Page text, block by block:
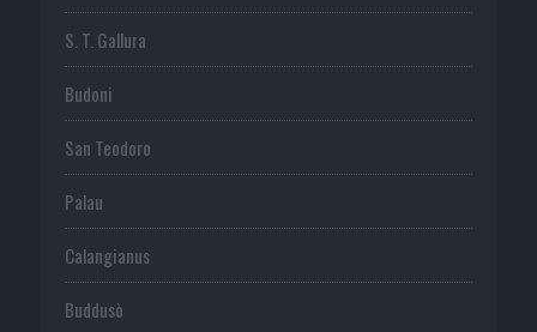
S. T. Gallura
Budoni
San Teodoro
Palau
Calangianus
Buddusò